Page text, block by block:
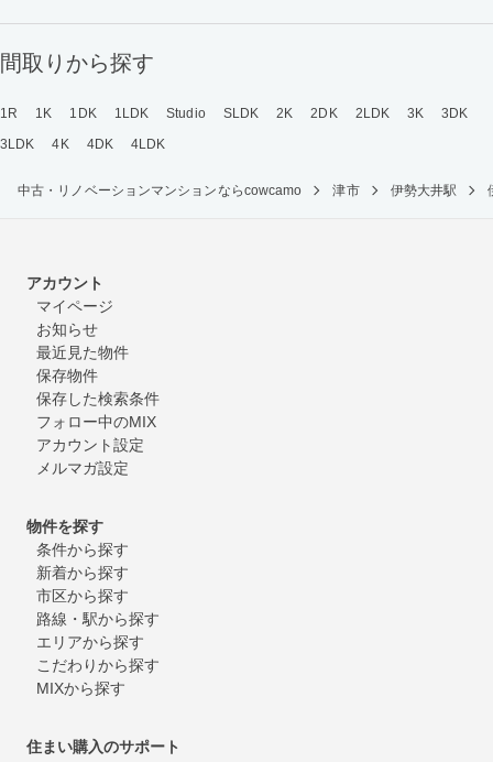
間取りから探す
1R 1K 1DK 1LDK Studio SLDK 2K 2DK 2LDK 3K
3DK
3LDK
4K 4DK 4LDK
中古・リノベーションマンションならcowcamo 津市 伊勢大井駅
アカウント
マイページ
お知らせ
最近見た物件
保存物件
保存した検索条件
フォロー中のMIX
アカウント設定
メルマガ設定
物件を探す
条件から探す
新着から探す
市区から探す
路線・駅から探す
エリアから探す
こだわりから探す
MIXから探す
住まい購入のサポート